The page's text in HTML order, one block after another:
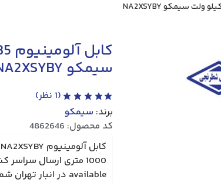
سیمکو NA2XSYBY
(
1 نظر)
برند: سیمکو
کد محصول: 4862646
1000 متری ارسال
available در انبار تهران شماره تماس جهت استعلام 02122220951